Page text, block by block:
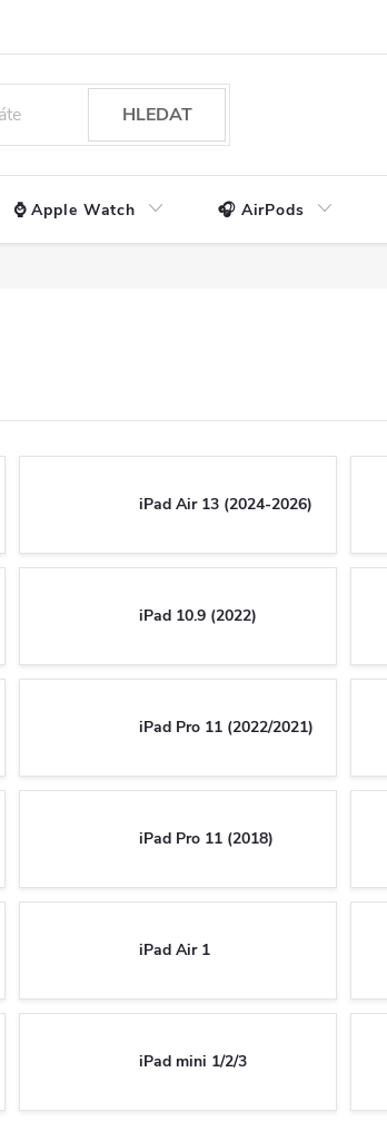
HLEDAT
⌚ Apple Watch 🎧 AirPods
iPad Air 13 (2024-2026)
iPad 10.9 (2022)
iPad Pro 11 (2022/2021)
iPad Pro 11 (2018)
iPad Air 1
iPad mini 1/2/3